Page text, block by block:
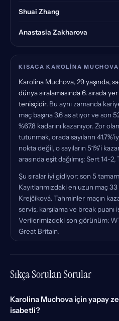
Shuai Zhang
Anastasia Zakharova
KISACA KAROLINA MUCHOVA
Karolina Muchova, 29 yaşında,
dünya sıralamasında 6. sırada
tenisçidir. Bu aynı zamanda
maç başına 3.6 as atıyor ve son
%67.8 kadarını kazanıyor. Zor
tutunmak, orada sayıların
nokta değil, o sayıların 51%'i
arasında eşit dağılmış: Sert 14-
Şu sıralar iyi gidiyor: son 5
Kayıtlarımızdaki en uzun maç
Krejčiková. Tahminler maçın
servis, karşılama ve break puanı
Verilerimizdeki son görünüm:
Great Britain.
Sıkça Sorulan Sorular
Karolina Muchova için yapay
isabetli?